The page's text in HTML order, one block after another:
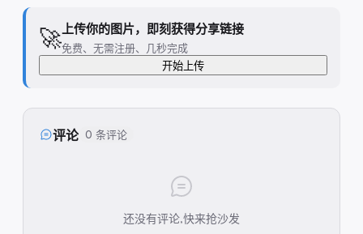
🚀上传你的图片，即刻获得分享链接
免费、无需注册、几秒完成
开始上传
评论 0 条评论
还没有评论,快来抢沙发